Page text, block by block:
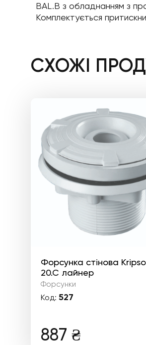
BAL.B з обладнанням з
Комплектується
СХОЖІ
Форсунка стінова
20.C лайнер
Форсунки
Код: 527
887 ₴